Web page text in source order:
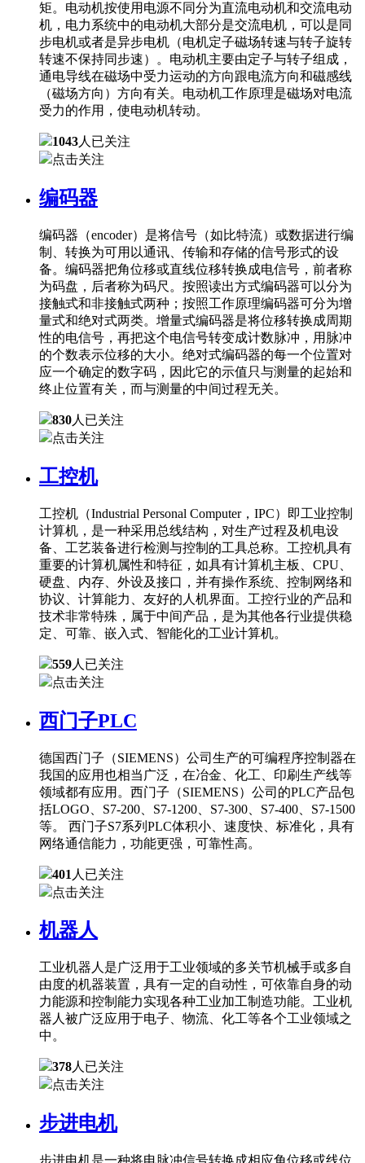
矩。电动机按使用电源不同分为直流电动机和交流电动
机，电力系统中的电动机大部分是交流电机，可以是同
步电机或者是异步电机（电机定子磁场转速与转子旋转
转速不保持同步速）。电动机主要由定子与转子组成，
通电导线在磁场中受力运动的方向跟电流方向和磁感线
（磁场方向）方向有关。电动机工作原理是磁场对电流
受力的作用，使电动机转动。
1043人已关注
点击关注
编码器
编码器（encoder）是将信号（如比特流）或数据进行编
制、转换为可用以通讯、传输和存储的信号形式的设
备。编码器把角位移或直线位移转换成电信号，前者称
为码盘，后者称为码尺。按照读出方式编码器可以分为
接触式和非接触式两种；按照工作原理编码器可分为增
量式和绝对式两类。增量式编码器是将位移转换成周期
性的电信号，再把这个电信号转变成计数脉冲，用脉冲
的个数表示位移的大小。绝对式编码器的每一个位置对
应一个确定的数字码，因此它的示值只与测量的起始和
终止位置有关，而与测量的中间过程无关。
830人已关注
点击关注
工控机
工控机（Industrial Personal Computer，IPC）即工业控制
计算机，是一种采用总线结构，对生产过程及机电设
备、工艺装备进行检测与控制的工具总称。工控机具有
重要的计算机属性和特征，如具有计算机主板、CPU、
硬盘、内存、外设及接口，并有操作系统、控制网络和
协议、计算能力、友好的人机界面。工控行业的产品和
技术非常特殊，属于中间产品，是为其他各行业提供稳
定、可靠、嵌入式、智能化的工业计算机。
559人已关注
点击关注
西门子PLC
德国西门子（SIEMENS）公司生产的可编程序控制器在
我国的应用也相当广泛，在冶金、化工、印刷生产线等
领域都有应用。西门子（SIEMENS）公司的PLC产品包
括LOGO、S7-200、S7-1200、S7-300、S7-400、S7-1500
等。 西门子S7系列PLC体积小、速度快、标准化，具有
网络通信能力，功能更强，可靠性高。
401 人已关注
点击关注
机器人
工业机器人是广泛用于工业领域的多关节机械手或多自
由度的机器装置，具有一定的自动性，可依靠自身的动
力能源和控制能力实现各种工业加工制造功能。工业机
器人被广泛应用于电子、物流、化工等各个工业领域之
中。
378人已关注
点击关注
步进电机